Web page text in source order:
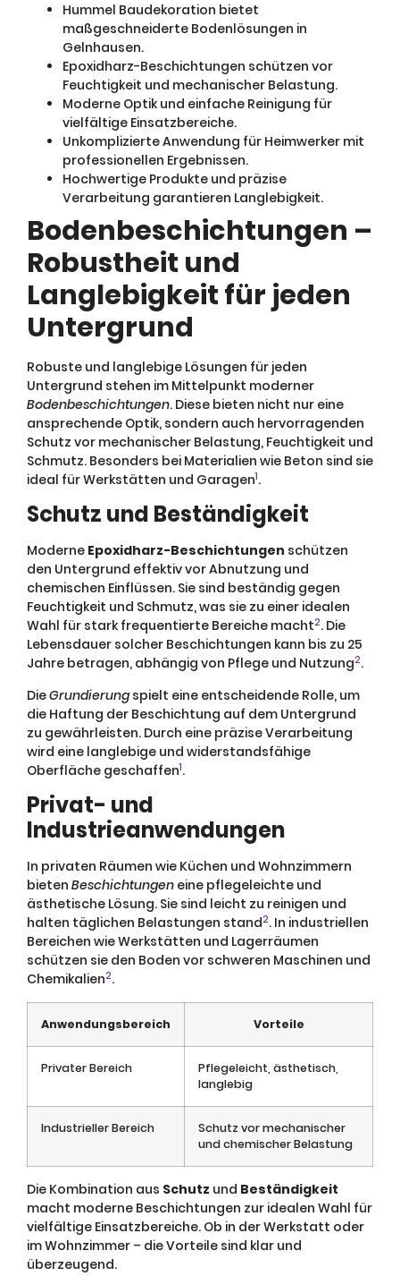
Hummel Baudekoration bietet
maßgeschneiderte Bodenlösungen in
Gelnhausen.
Epoxidharz-Beschichtungen schützen vor
Feuchtigkeit und mechanischer Belastung.
Moderne Optik und einfache Reinigung für
vielfältige Einsatzbereiche.
Unkomplizierte Anwendung für Heimwerker mit
professionellen Ergebnissen.
Hochwertige Produkte und präzise
Verarbeitung garantieren Langlebigkeit.
Bodenbeschichtungen –
Robustheit und
Langlebigkeit für jeden
Untergrund
Robuste und langlebige Lösungen für jeden
Untergrund stehen im Mittelpunkt moderner
Bodenbeschichtungen. Diese bieten nicht nur eine
ansprechende Optik, sondern auch hervorragenden
Schutz vor mechanischer Belastung, Feuchtigkeit und
Schmutz. Besonders bei Materialien wie Beton sind sie
ideal für Werkstätten und Garagen1.
Schutz und Beständigkeit
Moderne Epoxidharz-Beschichtungen schützen
den Untergrund effektiv vor Abnutzung und
chemischen Einflüssen. Sie sind beständig gegen
Feuchtigkeit und Schmutz, was sie zu einer idealen
Wahl für stark frequentierte Bereiche macht2. Die
Lebensdauer solcher Beschichtungen kann bis zu 25
Jahre betragen, abhängig von Pflege und Nutzung2.
DieGrundierungspielt eine entscheidende Rolle, um
die Haftung der Beschichtung auf dem Untergrund
zu gewährleisten. Durch eine präzise Verarbeitung
wird eine langlebige und widerstandsfähige
Oberfläche geschaffen1.
Privat- und
Industrieanwendungen
In privaten Räumen wie Küchen und Wohnzimmern
bieten Beschichtungen eine pflegeleichte und
ästhetische Lösung. Sie sind leicht zu reinigen und
halten täglichen Belastungen stand2. In industriellen
Bereichen wie Werkstätten und Lagerräumen
schützen sie den Boden vor schweren Maschinen und
Chemikalien2.
Anwendungsbereich Vorteile
Privater Bereich
Pflegeleicht, ästhetisch,
langlebig
Industrieller Bereich
Schutz vor mechanischer
und chemischer Belastung
Die Kombination aus Schutz und Beständigkeit
macht moderne Beschichtungen zur idealen Wahl für
vielfältige Einsatzbereiche. Ob in der Werkstatt oder
im Wohnzimmer – die Vorteile sind klar und
überzeugend.